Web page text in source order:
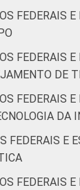
FEDERAIS
DE
DA
FEDERAIS
FEDERAIS